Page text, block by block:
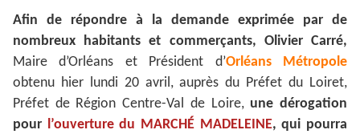
Afin de répondre à la demande exprimée par de
nombreux habitants et commerçants, Olivier Carré,
Maire d’Orléans et Président d’Orléans Métropole
obtenu hier lundi 20 avril, auprès du Préfet du Loiret,
Préfet de Région Centre-Val de Loire, une dérogation
pour l’ouverture du MARCHÉ MADELEINE, qui pourra